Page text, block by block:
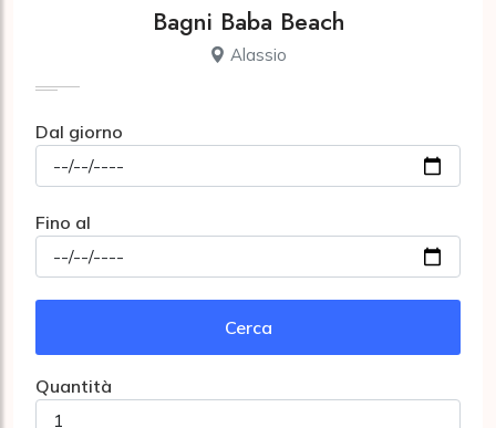
Bagni Baba Beach
Alassio
Dal giorno
Fino al
Cerca
Quantità